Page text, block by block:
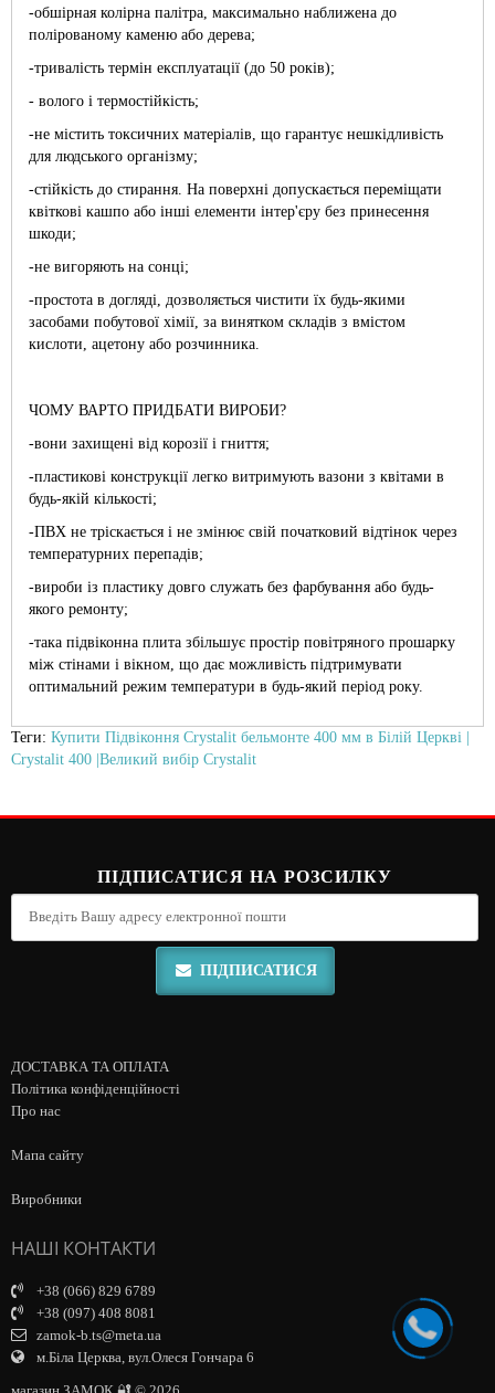
-обшірная колірна палітра, максимально наближена до
полірованому каменю або дерева;
-тривалість термін експлуатації (до 50 років);
- волого і термостійкість;
-не містить токсичних матеріалів, що гарантує нешкідливість
для людського організму;
-стійкість до стирання. На поверхні допускається переміщати
квіткові кашпо або інші елементи інтер'єру без принесення
шкоди;
-не вигоряють на сонці;
-простота в догляді, дозволяється чистити їх будь-якими
засобами побутової хімії, за винятком складів з вмістом
кислоти, ацетону або розчинника.
ЧОМУ ВАРТО ПРИДБАТИ ВИРОБИ?
-вони захищені від корозії і гниття;
-пластикові конструкції легко витримують вазони з квітами в
будь-якій кількості;
-ПВХ не тріскається і не змінює свій початковий відтінок через
температурних перепадів;
-вироби із пластику довго служать без фарбування або будь-
якого ремонту;
-така підвіконна плита збільшує простір повітряного прошарку
між стінами і вікном, що дає можливість підтримувати
оптимальний режим температури в будь-який період року.
Теги: Купити Підвіконня Crystalit бельмонте 400 мм в Білій Церкві |
Crystalit 400 |Великий вибір Crystalit
ПІДПИСАТИСЯ НА РОЗСИЛКУ
ПІДПИСАТИСЯ
ДОСТАВКА ТА ОПЛАТА
Політика конфіденційності
Про нас
Мапа сайту
Виробники
НАШІ КОНТАКТИ
+38 (066) 829 6789
+38 (097) 408 8081
zamok-b.ts@meta.ua
м.Біла Церква, вул.Олеся Гончара 6